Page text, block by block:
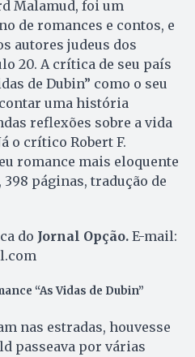
Malamud, foi um
de romances e contos, e
autores judeus dos
20. A crítica de seu país
de Dubin” como o seu
uma história
reflexões sobre a vida
o crítico Robert F.
romance mais eloquente
398 páginas, tradução de
do Jornal Opção. E-mail:
“As Vidas de Dubin”
nas estradas, houvesse
passeava por várias